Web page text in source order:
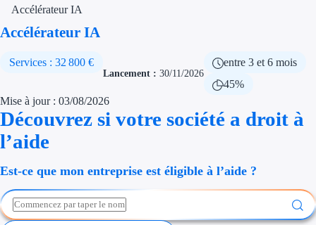
Transition
Aides RSE
Création
Cession
Accélérateur IA
Accélérateur IA
Services : 32 800 €
Lancement : 30/11/2026
entre 3 et 6 mois
45%
Mise à jour : 03/08/2026
Découvrez si votre société a droit à
l’aide
Est-ce que mon entreprise est éligible à l’aide ?